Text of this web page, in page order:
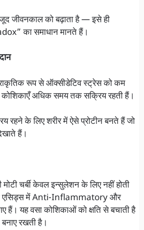
जीवनकाल को बढ़ाता है — इसे ही
का समाधान मानते हैं।
रूप से ऑक्सीडेटिव स्ट्रेस को कम
अधिक समय तक सक्रिय रहती हैं।
रहने के लिए शरीर में ऐसे प्रोटीन बनते हैं जो
हैं।
चर्बी केवल इन्सुलेशन के लिए नहीं होती
एसिड्स में Anti-Inflammatory और
यह वसा कोशिकाओं को क्षति से बचाती है
रखती है।